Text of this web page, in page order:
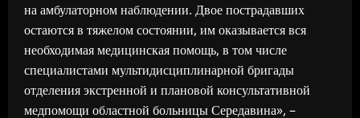
на амбулаторном наблюдении. Двое пострадавших
остаются в тяжелом состоянии, им оказывается вся
необходимая медицинская помощь, в том числе
специалистами мультидисциплинарной бригады
отделения экстренной и плановой консультативной
медпомощи областной больницы Середавина», –